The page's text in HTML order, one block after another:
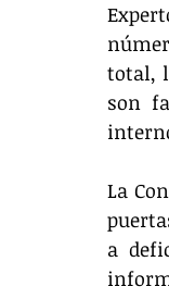
total,
son
La
a